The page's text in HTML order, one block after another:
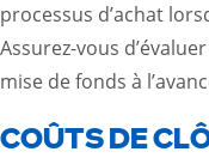
processus d’achat
Assurez-vous
mise de fonds à
COÛTS DE